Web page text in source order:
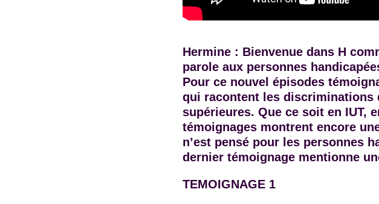
Hermine : Bienvenue dans H
parole aux personnes
Pour ce nouvel épisodes
qui racontent les discriminations
supérieures. Que ce soit en IUT,
témoignages montrent encore
n’est pensé pour les personnes
dernier témoignage mentionne
TEMOIGNAGE 1